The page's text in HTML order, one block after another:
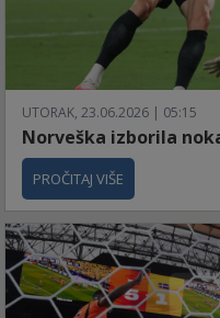
UTORAK, 23.06.2026 | 05:15
Norveška izborila
PROČITAJ VIŠE